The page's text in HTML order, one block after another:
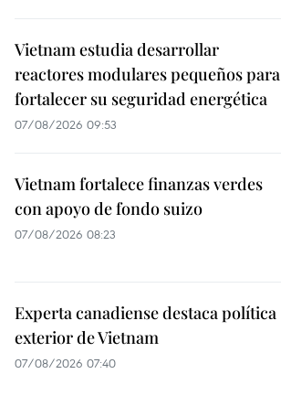
Vietnam estudia desarrollar
reactores modulares pequeños para
fortalecer su seguridad energética
07/08/2026 09:53
Vietnam fortalece finanzas verdes
con apoyo de fondo suizo
07/08/2026 08:23
Experta canadiense destaca política
exterior de Vietnam
07/08/2026 07:40